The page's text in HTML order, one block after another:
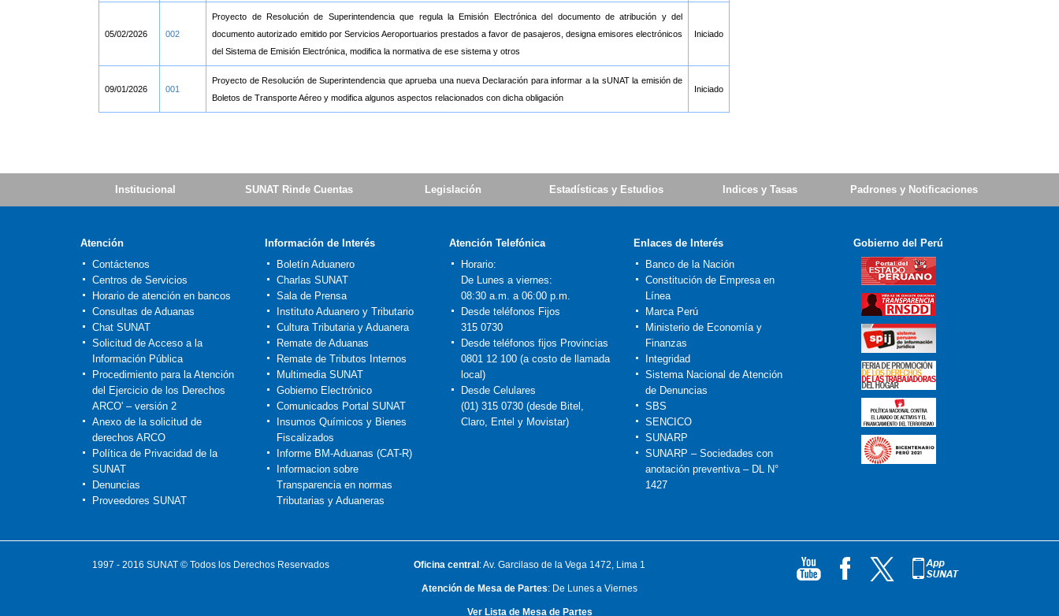
05/02/2026 002
Proyecto de Resolución de Superintendencia que regula la Emisión Electrónica del documento de atribución y del
documento autorizado emitido por Servicios Aeroportuarios prestados a favor de pasajeros, designa emisores electrónicos
del Sistema de Emisión Electrónica, modifica la normativa de ese sistema y otros
Iniciado
09/01/2026 001
Proyecto de Resolución de Superintendencia que aprueba una nueva Declaración para informar a la sUNAT la emisión de
Boletos de Transporte Aéreo y modifica algunos aspectos relacionados con dicha obligación
Iniciado
Institucional SUNAT Rinde Cuentas Legislación Estadísticas y Estudios Indices y Tasas Padrones y Notificaciones
Atención
Contáctenos
Centros de Servicios
Horario de atención en bancos
Consultas de Aduanas
Chat SUNAT
Solicitud de Acceso a la
Información Pública
Procedimiento para la Atención
del Ejercicio de los Derechos
ARCO' – versión 2
Anexo de la solicitud de
derechos ARCO
Política de Privacidad de la
SUNAT
Denuncias
Proveedores SUNAT
Información de Interés
Boletín Aduanero
Charlas SUNAT
Sala de Prensa
Instituto Aduanero y Tributario
Cultura Tributaria y Aduanera
Remate de Aduanas
Remate de Tributos Internos
Multimedia SUNAT
Gobierno Electrónico
Comunicados Portal SUNAT
Insumos Químicos y Bienes
Fiscalizados
Informe BM-Aduanas (CAT-R)
Informacion sobre
Transparencia en normas
Tributarias y Aduaneras
Atención Telefónica
Horario:
De Lunes a viernes:
08:30 a.m. a 06:00 p.m.
Desde teléfonos Fijos
315 0730
Desde teléfonos fijos Provincias
0801 12 100 (a costo de llamada
local)
Desde Celulares
(01) 315 0730 (desde Bitel,
Claro, Entel y Movistar)
Enlaces de Interés
Banco de la Nación
Constitución de Empresa en
Línea
Marca Perú
Ministerio de Economía y
Finanzas
Integridad
Sistema Nacional de Atención
de Denuncias
SBS
SENCICO
SUNARP
SUNARP – Sociedades con
anotación preventiva – DL N°
1427
Gobierno del Perú
1997 - 2016 SUNAT © Todos los Derechos Reservados Oficina central: Av. Garcilaso de la Vega 1472, Lima 1
Atención de Mesa de Partes: De Lunes a Viernes
Ver Lista de Mesa de Partes